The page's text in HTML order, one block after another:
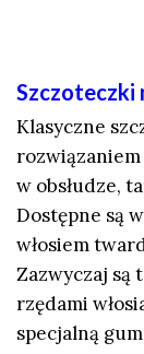
Szczoteczki
Klasyczne
rozwiązaniem
w obsłudze,
Dostępne są
włosiem
Zazwyczaj są
rzędami
specjalną